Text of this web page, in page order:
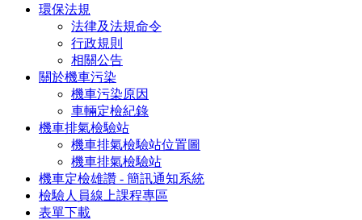
環保法規
法律及法規命令
行政規則
相關公告
關於機車污染
機車污染原因
車輛定檢紀錄
機車排氣檢驗站
機車排氣檢驗站位置圖
機車排氣檢驗站
機車定檢雄讚 - 簡訊通知系統
檢驗人員線上課程專區
表單下載